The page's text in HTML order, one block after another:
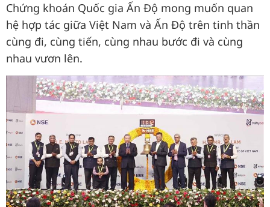
Chứng khoán Quốc gia Ấn Độ mong muốn quan
hệ hợp tác giữa Việt Nam và Ấn Độ trên tinh thần
cùng đi, cùng tiến, cùng nhau bước đi và cùng
nhau vươn lên.